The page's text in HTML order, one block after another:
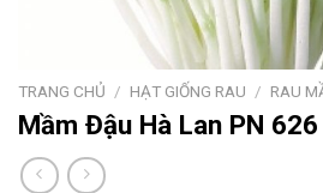
TRANG CHỦ / HẠT GIỐNG RAU / RAU
Mầm Đậu Hà Lan PN 626